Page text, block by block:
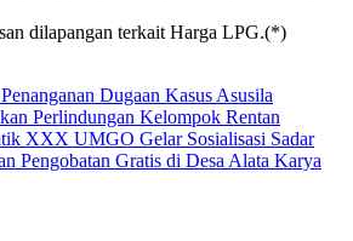
dilapangan terkait Harga LPG.(*)
Dugaan Kasus Asusila
Perlindungan Kelompok Rentan
XXX UMGO Gelar Sosialisasi Sadar
Pengobatan Gratis di Desa Alata Karya